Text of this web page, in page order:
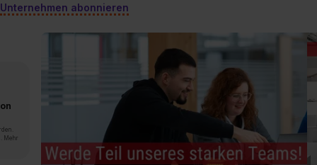
Unternehmen abonnieren
Mehr